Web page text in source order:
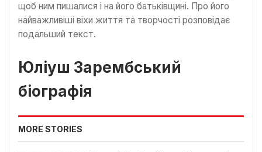
щоб ним пишалися і на його батьківщині. Про його
найважливіші віхи життя та творчості розповідає
подальший текст.
Юліуш Зарембський
біографія
MORE STORIES